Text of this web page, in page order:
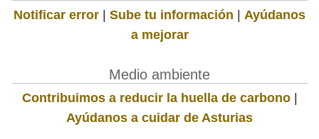
Notificar error | Sube tu información | Ayúdanos
a mejorar
Medio ambiente
Contribuimos a reducir la huella de carbono|
Ayúdanos a cuidar de Asturias